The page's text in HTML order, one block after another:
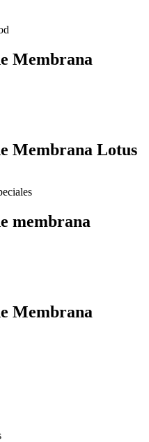
Membrana
Membrana Lotus
membrana
Membrana